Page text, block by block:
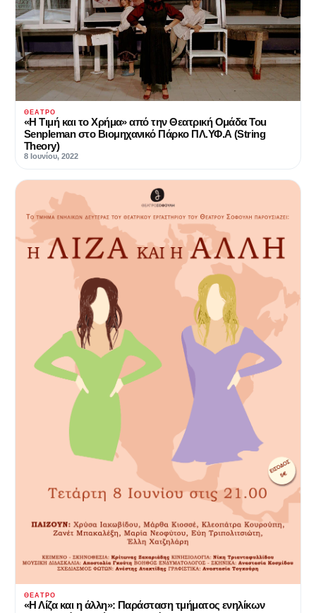
ΘΈΑΤΡΟ
«Η Τιμή και το Χρήμα» από την Θεατρική Ομάδα Tou
Senpleman στο Βιομηχανικό Πάρκο ΠΛ.ΥΦ.Α (String
Theory)
8 Ιουνίου, 2022
ΘΈΑΤΡΟ
«Η Λίζα και η άλλη»: Παράσταση τμήματος ενηλίκων